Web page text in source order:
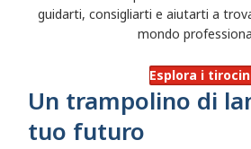
guidarti, consigliarti e aiutarti a
mondo
Esplora i
Un trampolino di
tuo futuro